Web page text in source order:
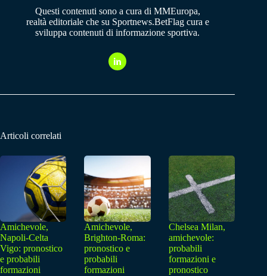
Questi contenuti sono a cura di MMEuropa,
realtà editoriale che su Sportnews.BetFlag cura e
sviluppa contenuti di informazione sportiva.
Articoli correlati
Amichevole,
Napoli-Celta
Vigo: pronostico
e probabili
formazioni
Amichevole,
Brighton-Roma:
pronostico e
probabili
formazioni
Chelsea Milan,
amichevole:
probabili
formazioni e
pronostico